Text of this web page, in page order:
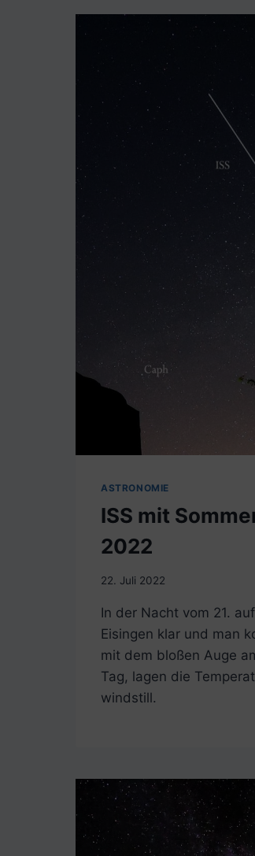
ASTRONOMIE
ISS mit
2022
22. Juli 2022
In der Nacht vom 21.
Eisingen klar und man
mit dem bloßen Auge
Tag, lagen die
windstill.